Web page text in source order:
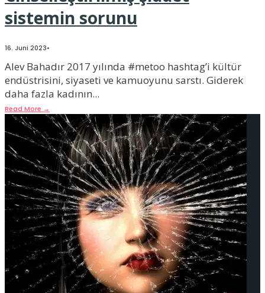
sistemin sorunu
16. Juni 2023•
Alev Bahadır 2017 yılında #metoo hashtag’i kültür
endüstrisini, siyaseti ve kamuoyunu sarstı. Giderek
daha fazla kadının...
Read More →